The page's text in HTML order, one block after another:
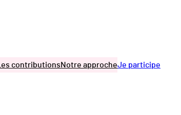
Les contributionsNotre approcheJe participe